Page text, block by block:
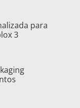
para
3